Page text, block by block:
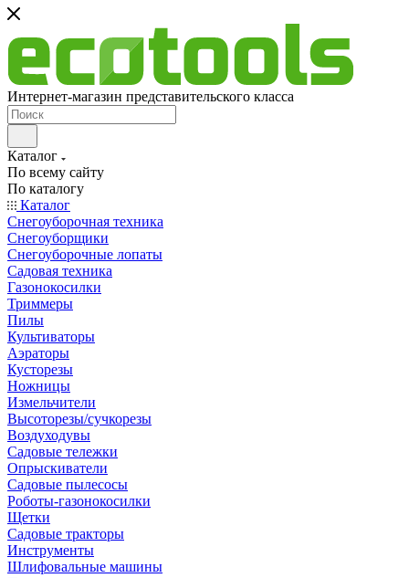
Интернет-магазин представительского класса
Каталог
По всему сайту
По каталогу
Каталог
Снегоуборочная техника
Снегоуборщики
Снегоуборочные лопаты
Садовая техника
Газонокосилки
Триммеры
Пилы
Культиваторы
Аэраторы
Кусторезы
Ножницы
Измельчители
Высоторезы/сучкорезы
Воздуходувы
Садовые тележки
Опрыскиватели
Садовые пылесосы
Роботы-газонокосилки
Щетки
Садовые тракторы
Инструменты
Шлифовальные машины